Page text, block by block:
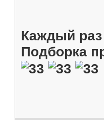
Каждый
Подборка